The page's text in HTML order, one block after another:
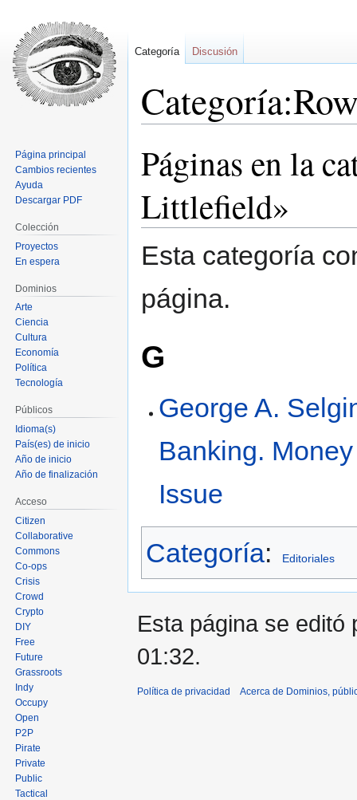
navegación
búsqueda
Páginas en la
Littlefield»
Esta categoría
página.
G
George A.
Banking.
Issue
Categoría: Editoriales
Categoría Discusión
Página principal
Cambios recientes
Ayuda
Descargar PDF
Colección
Proyectos
En espera
Dominios
Arte
Ciencia
Cultura
Economía
Política
Tecnología
Públicos
Idioma(s)
País(es) de inicio
Año de inicio
Año de finalización
Acceso
Citizen
Collaborative
Commons
Co-ops
Crisis
Crowd
Crypto
DIY
Free
Future
Grassroots
Indy
Occupy
Open
P2P
Pirate
Private
Public
Tactical
Esta página se editó
01:32.
Política de privacidad Acerca de Dominios,